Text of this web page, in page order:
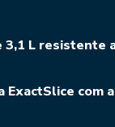
3,1 L resistente
ExactSlice com